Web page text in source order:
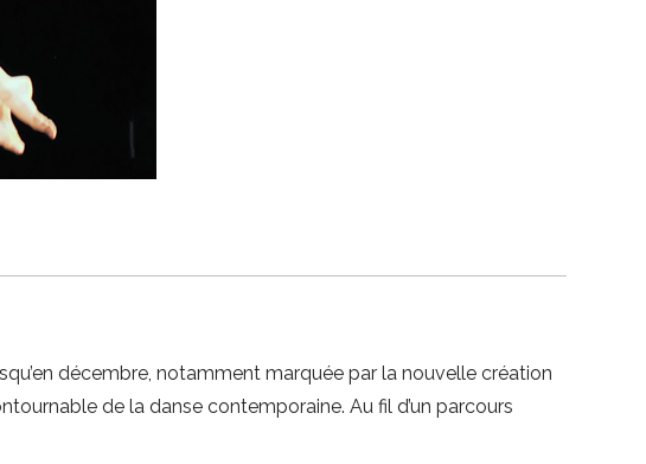
décembre, notamment marquée par la nouvelle création
de la danse contemporaine. Au fil d’un parcours